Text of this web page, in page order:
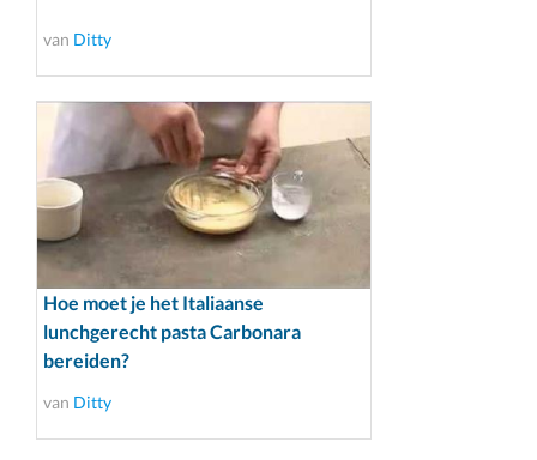
van Ditty
Hoe moet je het Italiaanse
lunchgerecht pasta Carbonara
bereiden?
van Ditty